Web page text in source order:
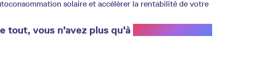
solaire et accélérer la rentabilité de votre
tout, vous n'avez plus qu'à profiter du soleil.